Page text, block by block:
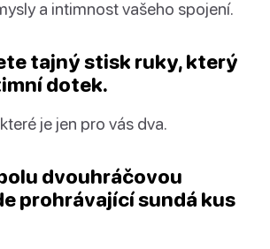
a intimnost vašeho spojení.
tajný stisk ruky, který
dotek.
je jen pro vás dva.
dvouhráčovou
prohrávající sundá kus